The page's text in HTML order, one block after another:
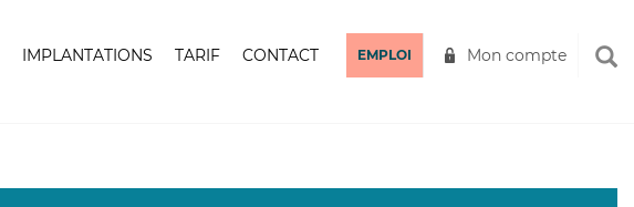
IMPLANTATIONS TARIF CONTACT EMPLOI Mon compte